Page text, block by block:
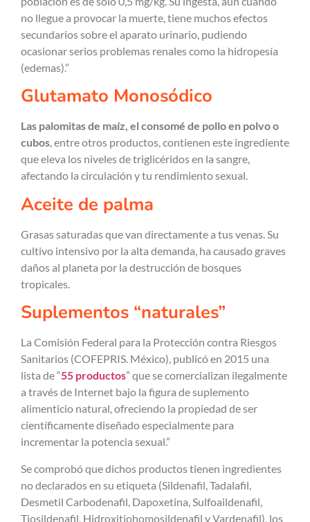
no llegue a provocar la muerte, tiene muchos efectos
secundarios sobre el aparato urinario, pudiendo
ocasionar serios problemas renales como la hidropesía
(edemas).”
Glutamato Monosódico
Las palomitas de maíz, el consomé de pollo en polvo o
cubos, entre otros productos, contienen este ingrediente
que eleva los niveles de triglicéridos en la sangre,
afectando la circulación y tu rendimiento sexual.
Aceite de palma
Grasas saturadas que van directamente a tus venas. Su
cultivo intensivo por la alta demanda, ha causado graves
daños al planeta por la destrucción de bosques
tropicales.
Suplementos “naturales”
La Comisión Federal para la Protección contra Riesgos
Sanitarios (COFEPRIS. México), publicó en 2015 una
lista de “55 productos” que se comercializan ilegalmente
a través de Internet bajo la figura de suplemento
alimenticio natural, ofreciendo la propiedad de ser
científicamente diseñado especialmente para
incrementar la potencia sexual.”
Se comprobó que dichos productos tienen ingredientes
no declarados en su etiqueta (Sildenafil, Tadalafil,
Desmetil Carbodenafil, Dapoxetina, Sulfoaildenafil,
Tiosildenafil, Hidroxitiohomosildenafil y Vardenafil), los